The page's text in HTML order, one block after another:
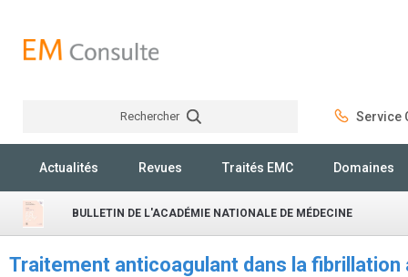
Rechercher Service
Actualités Revues Traités EMC Domaines
BULLETIN DE L'ACADÉMIE NATIONALE DE MÉDECINE
Traitement anticoagulant dans la